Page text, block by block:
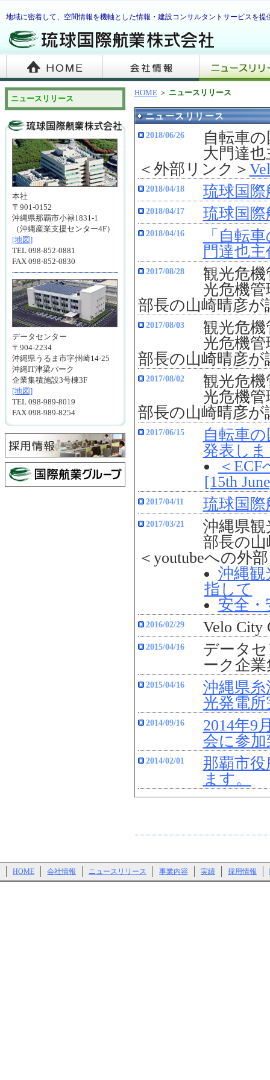
地域に密着して、空間情報を機軸とした情報・建設コンサルタントサービスを提
HOME＞ ニュースリリース
ニュースリリース
2018/06/26
自転車
大門達也
＜外部リンク＞
2018/04/18 琉球国
2018/04/17 琉球国
2018/04/16
「自転
門達也
2017/08/28
観光危
光危機
部長の山崎晴彦
2017/08/03
観光危
光危機
部長の山崎晴彦
2017/08/02
観光危
光危機
部長の山崎晴彦
2017/06/15
自転車の
発表し
＜
[15th
2017/04/11 琉球国
2017/03/21
沖縄県
部長の
＜youtubeへの外
沖縄
指して
安全
2016/02/29 Velo City
2015/04/16
データ
ーク企
2015/04/16
沖縄県
光発電所
2014/09/16
2014年9
会に参
2014/02/01
那覇市
ます。
ニュースリリース
本社
〒901-0152
沖縄県那覇市小禄1831-1
（沖縄産業支援センター4F）
[地図]
TEL 098-852-0881
FAX 098-852-0830
データセンター
〒904-2234
沖縄県うるま市字州崎14-25
沖縄IT津梁パーク
企業集積施設3号棟3F
[地図]
TEL 098-989-8019
FAX 098-989-8254
HOME 会社情報 ニュースリリース 事業内容 実績 採用情報